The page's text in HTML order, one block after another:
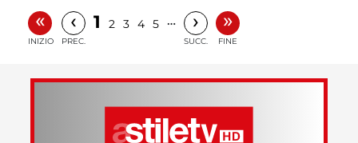
«
INIZIO
‹
PREC.
1 2 3 4 5 … ›
SUCC.
»
FINE